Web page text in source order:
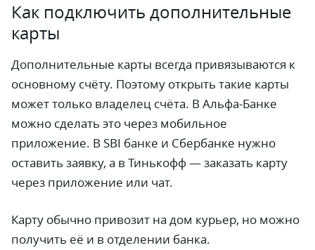
Как подключить дополнительные
карты
Дополнительные карты всегда привязываются к
основному счёту. Поэтому открыть такие карты
может только владелец счёта. В Альфа-Банке
можно сделать это через мобильное
приложение. В SBI банке и Сбербанке нужно
оставить заявку, а в Тинькофф —заказать карту
через приложение или чат.
Карту обычно привозит на дом курьер, но можно
получить её и в отделении банка.